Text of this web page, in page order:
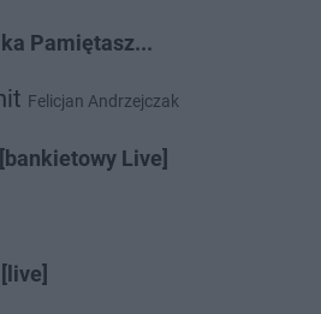
Pamiętasz...
Felicjan Andrzejczak
Live]